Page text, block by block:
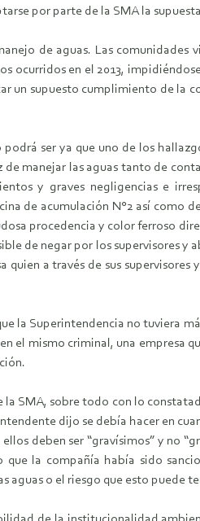
por parte de la SMA la
de aguas. Las comunidades
ocurridos en el 2013,
un supuesto cumplimiento de la
ser ya que uno de los
manejar las aguas tanto de
y graves negligencias e
de acumulación N°2 así como
procedencia y color ferroso
de negar por los supervisores
a través de sus
la Superintendencia no tuviera
el mismo criminal, una empresa
SMA, sobre todo con lo
dijo se debía hacer en
deben ser “gravísimos” y no
la compañía había sido
aguas o el riesgo que esto puede